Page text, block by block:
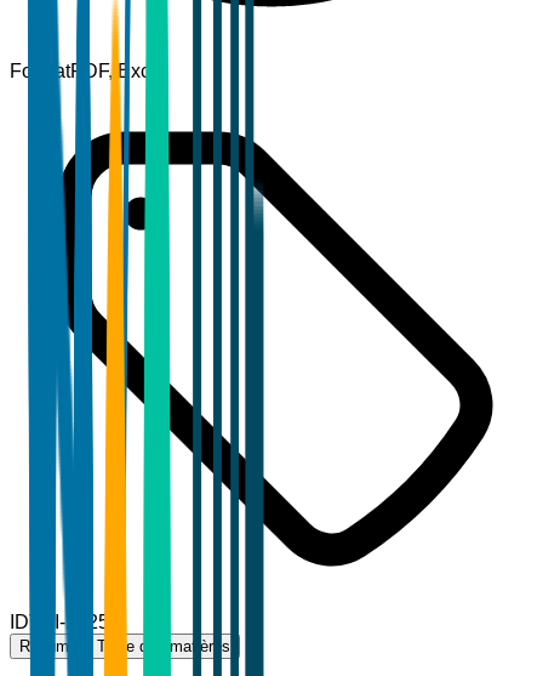
FormatPDF, Excel
IDTBI-12258
Résumé Table des matières